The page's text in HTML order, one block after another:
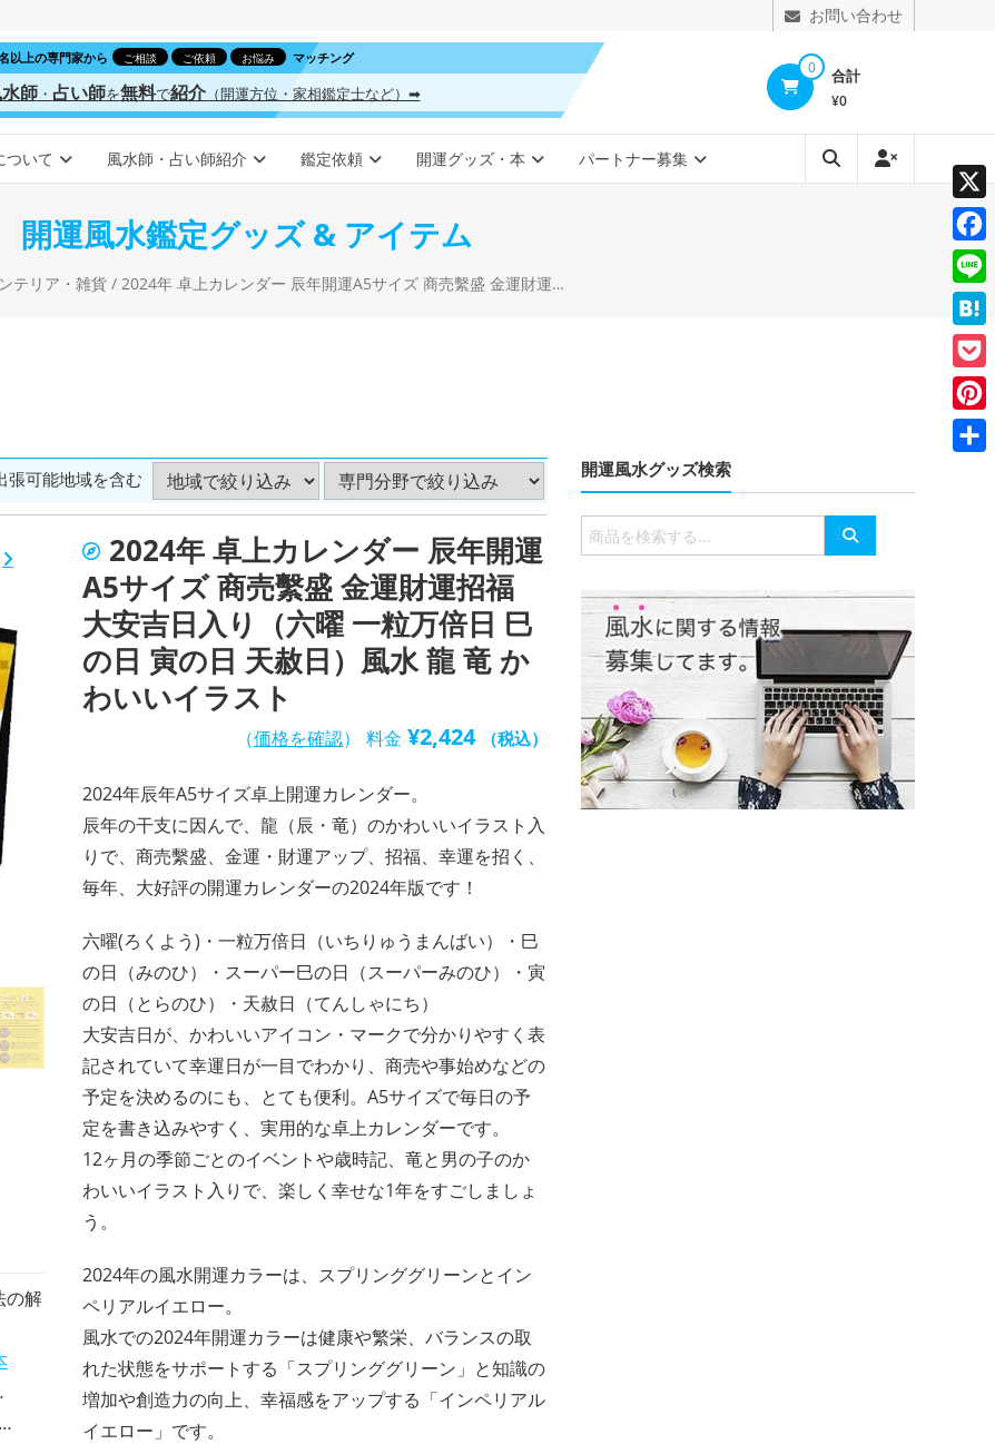
お問い合わせ
0 合計
¥0
以上の専門家から ご相談 ご依頼 お悩み マッチング
師・ 占い師を無料で紹介（開運方位・家相鑑定士など）➡
ついて 風水師・占い師紹介 鑑定依頼 開運グッズ・本 パートナー募集
開運風水鑑定グッズ & アイテム
テリア・雑貨/ 2024年 卓上カレンダー 辰年開運A5サイズ 商売繫盛 金運財運招福 大安吉日入り（六曜 一粒万倍日 巳の日 寅の日 天赦日）風水 龍 竜 かわいいイラスト
張可能地域を含む
2024年 卓上カレンダー 辰年開運
A5サイズ 商売繫盛 金運財運招福
大安吉日入り（六曜 一粒万倍日 巳
の日 寅の日 天赦日）風水 龍 竜 か
わいいイラスト
（価格を確認） 料金 ¥2,424 （税込）
2024年辰年A5サイズ卓上開運カレンダー。
辰年の干支に因んで、龍（辰・竜）のかわいいイラスト入
りで、商売繫盛、金運・財運アップ、招福、幸運を招く、
毎年、大好評の開運カレンダーの2024年版です！
六曜(ろくよう)・一粒万倍日（いちりゅうまんばい）・巳
の日（みのひ）・スーパー巳の日（スーパーみのひ）・寅
の日（とらのひ）・天赦日（てんしゃにち）
大安吉日が、かわいいアイコン・マークで分かりやすく表
記されていて幸運日が一目でわかり、商売や事始めなどの
予定を決めるのにも、とても便利。A5サイズで毎日の予
定を書き込みやすく、実用的な卓上カレンダーです。
12ヶ月の季節ごとのイベントや歳時記、竜と男の子のか
わいいイラスト入りで、楽しく幸せな1年をすごしましょ
う。
2024年の風水開運カラーは、スプリンググリーンとイン
ペリアルイエロー。
風水での2024年開運カラーは健康や繁栄、バランスの取
れた状態をサポートする「スプリンググリーン」と知識の
増加や創造力の向上、幸福感をアップする「インペリアル
イエロー」です。
の解
開運風水グッズ検索
検
索
象:
X
Line